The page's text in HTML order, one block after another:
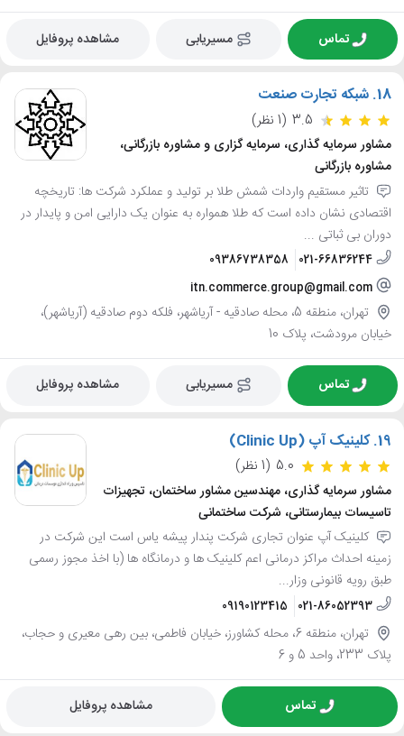
تماس مسیریابی مشاهده پروفایل
18. شبکه تجارت صنعت
3.5 (1 نظر)
مشاور سرمایه گذاری، سرمایه گزاری و مشاوره بازرگانی،
مشاوره بازرگانی
تاثیر مستقیم واردات شمش طلا بر تولید و عملکرد شرکت ها: تاریخچه
اقتصادی نشان داده است که طلا همواره به عنوان یک دارایی امن و پایدار در
دوران بی ثباتی ...
021-66836244
09386738358
itn.commerce.group@gmail.com
تهران، منطقه 5، محله صادقيه - آرياشهر، فلکه دوم صادقیه (آریاشهر)،
خیابان مرودشت، پلاک 10
تماس مسیریابی مشاهده پروفایل
19. کلینیک آپ (Clinic Up)
5.0 (1 نظر)
مشاور سرمایه گذاری، مهندسین مشاور ساختمان، تجهیزات
تاسیسات بیمارستانی، شرکت ساختمانی
کلینیک آپ عنوان تجاری شرکت پندار پیشه یاس است این شرکت در
زمینه احداث مراکز درمانی اعم کلینیک ها و درمانگاه ها (با اخذ مجوز رسمی
طبق رویه قانونی وزار...
021-86052393
09190123415
تهران، منطقه 6، محله کشاورز، خیابان فاطمی، بین رهی معیری و حجاب،
پلاک 233، واحد 5 و 6
تماس مشاهده پروفایل